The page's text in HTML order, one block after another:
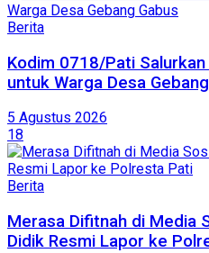
Berita
Kodim 0718/Pati
untuk Warga Desa
5 Agustus 2026
18
Berita
Merasa Difitnah di Media
Didik Resmi Lapor ke